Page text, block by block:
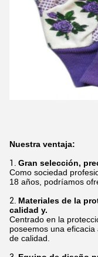
Nuestra ventaja:
1. Gran selección,
Como sociedad
18 años, podríamos
2. Materiales de la
calidad y.
Centrado en la
poseemos una
de calidad.